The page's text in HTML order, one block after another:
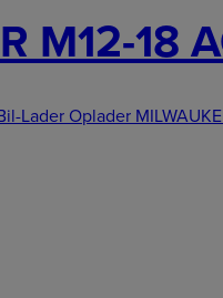
M12-18
Lader Oplader